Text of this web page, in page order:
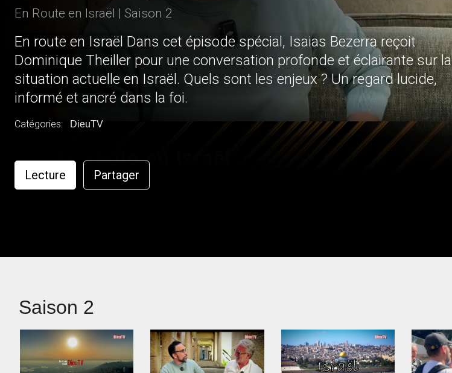
En Route en Israël | Saison 2
En route en Israël Dans cet épisode spécial, Isaias Bezerra reçoit
Dominique Theiller pour une conversation profonde et éclairante sur la
situation actuelle en Israël. Quels sont les enjeux ? Un regard lucide,
informé et ancré dans la foi.
Catégories: DieuTV
Lecture Partager
Saison 2